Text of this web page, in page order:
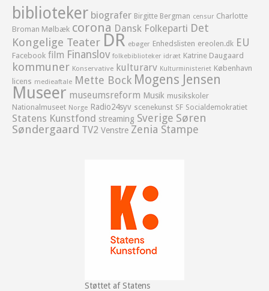
biblioteker biografer Birgitte Bergman censur Charlotte
Broman Mølbæk corona Dansk Folkeparti Det
Kongelige Teater DR ebøger Enhedslisten ereolen.dk EU
Facebook film Finanslov folkebiblioteker idræt Katrine Daugaard
kommuner Konservative kulturarv Kulturministeriet København
licens medieaftale Mette Bock Mogens Jensen
Museer museumsreform Musik musikskoler
Nationalmuseet Norge Radio24syv scenekunst SF Socialdemokratiet
Statens Kunstfond streaming Sverige Søren
Søndergaard TV2 Venstre Zenia Stampe
Støttet af Statens